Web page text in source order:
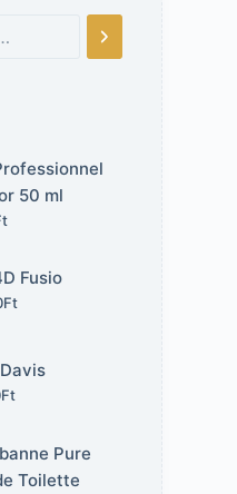
50 ml
Fusio
Ft
Ft
Pure
Toilette